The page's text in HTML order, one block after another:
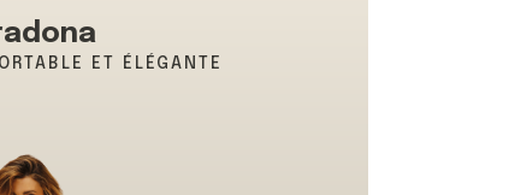
ET ÉLÉGANTE